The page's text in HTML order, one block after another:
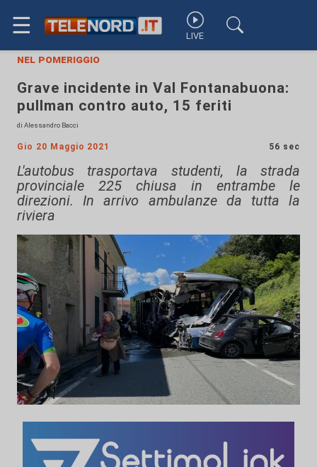
☰ LIVE
nel pomeriggio
Grave incidente in Val Fontanabuona:
pullman contro auto, 15 feriti
di Alessandro Bacci
Gio 20 Maggio 2021 56 sec
L'autobus trasportava studenti, la strada
provinciale 225 chiusa in entrambe le
direzioni. In arrivo ambulanze da tutta la
riviera